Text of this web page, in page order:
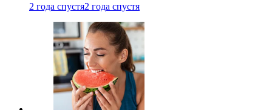
2 года спустя2 года спустя